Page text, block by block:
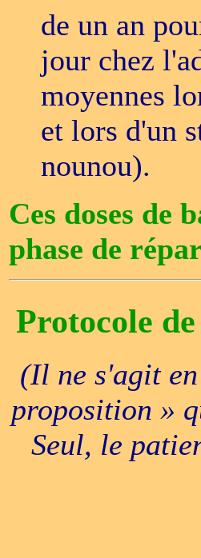
de un an
jour chez
moyennes
et lors d'un
nounou).
Ces doses de
phase de
Protocole
(Il ne s'agit
proposition »
Seul, le